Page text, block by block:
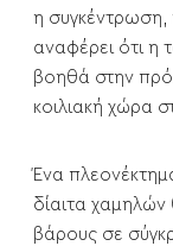
η συγκέντρωση,
αναφέρει ότι η
βοηθά στην
κοιλιακή χώρα
Ένα
δίαιτα χαμηλών
βάρους σε